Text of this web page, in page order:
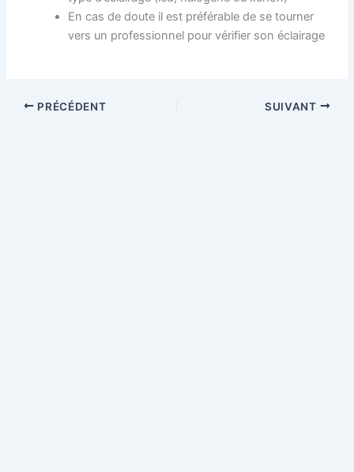
En cas de doute il est préférable de se tourner
vers un professionnel pour vérifier son éclairage
PRÉCÉDENT SUIVANT